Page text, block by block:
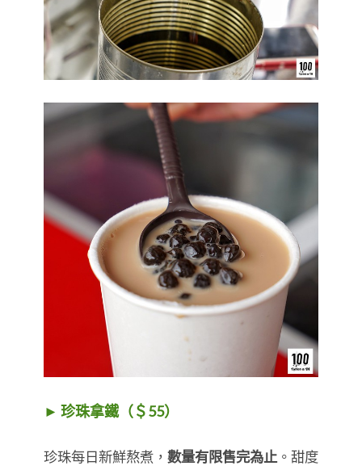
► 珍珠拿鐵（＄55）
珍珠每日新鮮熬煮， 數量有限售完為止。甜度